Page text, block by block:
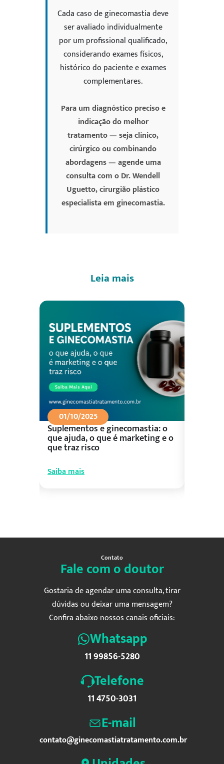
Cada caso de ginecomastia deve
ser avaliado individualmente
por um profissional qualificado,
considerando exames físicos,
histórico do paciente e exames
complementares.
Para um diagnóstico preciso e
indicação do melhor
tratamento — seja clínico,
cirúrgico ou combinando
abordagens — agende uma
consulta com o Dr. Wendell
Uguetto, cirurgião plástico
especialista em ginecomastia.
Leia mais
01/10/2025
Suplementos e ginecomastia: o
que ajuda, o que é marketing e o
que traz risco
Saiba mais
Contato
Fale com o doutor
Gostaria de agendar uma consulta, tirar
dúvidas ou deixar uma mensagem?
Confira abaixo nossos canais oficiais:
Whatsapp
11 99856-5280
Telefone
11 4750-3031
E-mail
contato@ginecomastiatratamento.com.br